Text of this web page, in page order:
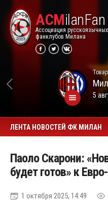
ACMilanFan
Ассоциация русскоязычных
фанклубов Милана
5
ЛЕНТА НОВОСТЕЙ ФК МИЛАН
Паоло Скарони:
будет готов» к
1 октября 2025, 14:49